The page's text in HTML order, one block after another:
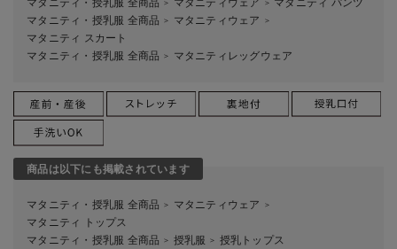
＞ ＞
マタニティ・授乳服 全商品 ＞ マタニティウェア ＞
マタニティ スカート
マタニティ・授乳服 全商品 ＞ マタニティレッグウェア
商品は以下にも掲載されています
マタニティ・授乳服 全商品 ＞ マタニティウェア ＞
マタニティ トップス
マタニティ・授乳服 全商品 ＞ 授乳服 ＞ 授乳トップス